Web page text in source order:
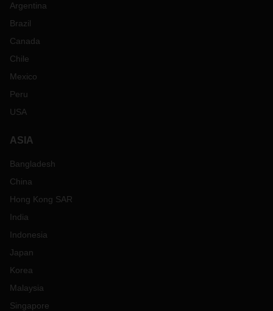
Argentina
Brazil
Canada
Chile
Mexico
Peru
USA
ASIA
Bangladesh
China
Hong Kong SAR
India
Indonesia
Japan
Korea
Malaysia
Singapore